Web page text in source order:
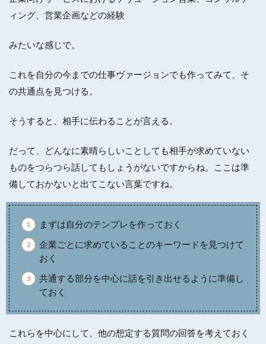
ィング、営業企画などの経験
みたいな感じで。
これを自分の今までの仕事ヴァージョンでも作ってみて
、そ
の共通点を見つける。
そうすると、相手に伝わることが言える。
だって、どんなに素晴らしいことしても相手が求めていない
ものをつらつら話してもしょうがないですからね。ここは準
備しておかないと出てこない言葉ですね。
まずは自分のテンプレを作っておく
企業ごとに求めていることのキーワードを見つけて
おく
共通する部分を中心に話を引き出せるように準備し
ておく
これらを中心にして、他の想定する質問の回答を考えておく